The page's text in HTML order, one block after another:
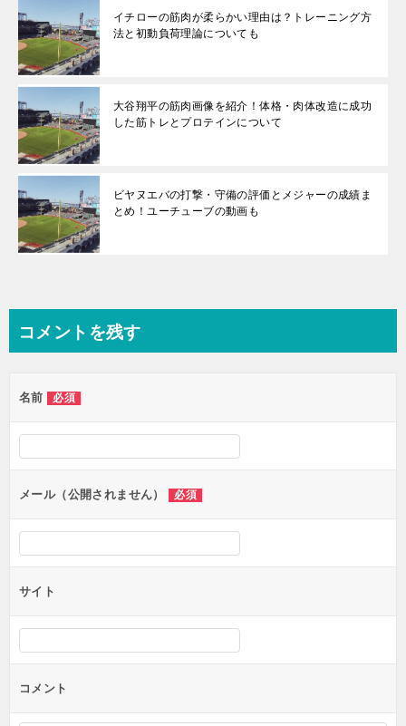
イチローの筋肉が柔らかい理由は？トレーニング方
法と初動負荷理論についても
大谷翔平の筋肉画像を紹介！体格・肉体改造に成功
した筋トレとプロテインについて
ビヤヌエバの打撃・守備の評価とメジャーの成績ま
とめ！ユーチューブの動画も
コメントを残す
名前 必須
メール（公開されません） 必須
サイト
コメント